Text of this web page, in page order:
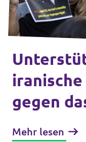
Unsere Events
Mache bei uns
Deine Spende
Jobs bei Volt
gegen
Mehr lesen